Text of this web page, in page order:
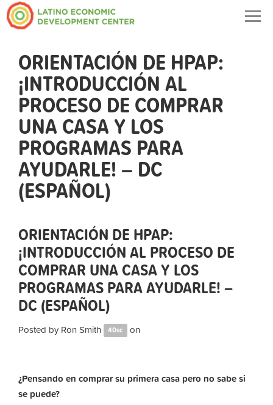
ORIENTACIÓN DE HPAP:
¡INTRODUCCIÓN AL
PROCESO DE COMPRAR
UNA CASA Y LOS
PROGRAMAS PARA
AYUDARLE! – DC
(ESPAÑOL)
ORIENTACIÓN DE HPAP:
¡INTRODUCCIÓN AL PROCESO DE
COMPRAR UNA CASA Y LOS
PROGRAMAS PARA AYUDARLE! –
DC (ESPAÑOL)
Posted by Ron Smith 40sc on
¿Pensando en comprar su primera casa pero no sabe si
se puede?